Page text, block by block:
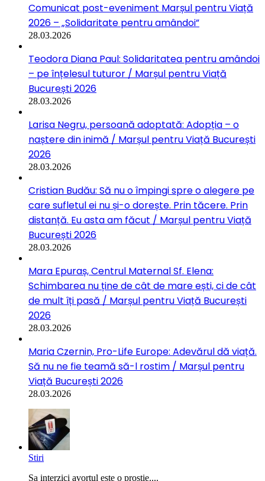
Comunicat post-eveniment Marșul pentru Viață
2026 – „Solidaritate pentru amândoi”
28.03.2026
Teodora Diana Paul: Solidaritatea pentru amândoi
– pe înțelesul tuturor / Marșul pentru Viață
București 2026
28.03.2026
Larisa Negru, persoană adoptată: Adopția – o
naștere din inimă / Marșul pentru Viață București
2026
28.03.2026
Cristian Budău: Să nu o împingi spre o alegere pe
care sufletul ei nu și-o dorește. Prin tăcere. Prin
distanță. Eu asta am făcut / Marșul pentru Viață
București 2026
28.03.2026
Mara Epuraș, Centrul Maternal Sf. Elena:
Schimbarea nu ține de cât de mare ești, ci de cât
de mult îți pasă / Marșul pentru Viață București
2026
28.03.2026
Maria Czernin, Pro-Life Europe: Adevărul dă viață.
Să nu ne fie teamă să-l rostim / Marșul pentru
Viață București 2026
28.03.2026
Stiri
Sa interzici avortul este o prostie....